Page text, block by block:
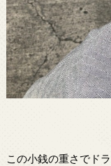
この小銭の重さでド